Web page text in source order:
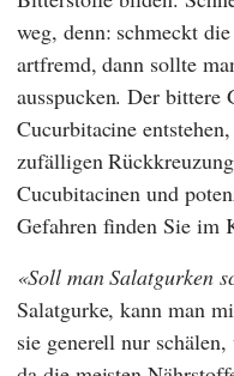
weg, denn: schmeckt
artfremd, dann sollte
ausspucken. Der bittere
Cucurbitacine
zufälligen
Cucubitacinen und
Gefahren finden Sie im
Soll man Salatgurken
Salatgurke, kann man
sie generell nur